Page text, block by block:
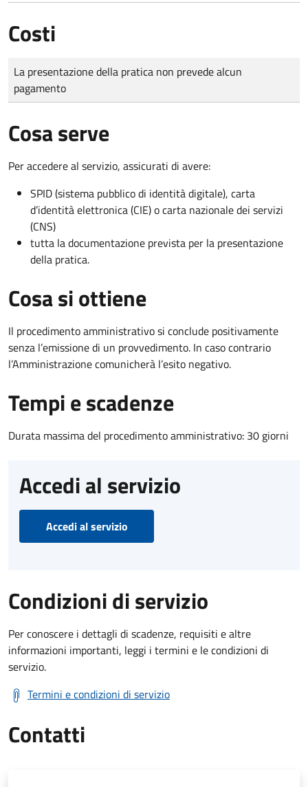
Costi
Tipo di pagamento
Importo
La presentazione della pratica non prevede alcun
pagamento
Cosa serve
Per accedere al servizio, assicurati di avere:
SPID (sistema pubblico di identità digitale), carta
d’identità elettronica (CIE) o carta nazionale dei servizi
(CNS)
tutta la documentazione prevista per la presentazione
della pratica.
Cosa si ottiene
Il procedimento amministrativo si conclude positivamente
senza l’emissione di un provvedimento. In caso contrario
l’Amministrazione comunicherà l’esito negativo.
Tempi e scadenze
Durata massima del procedimento amministrativo: 30 giorni
Accedi al servizio
Accedi al servizio
Condizioni di servizio
Per conoscere i dettagli di scadenze, requisiti e altre
informazioni importanti, leggi i termini e le condizioni di
servizio.
Termini e condizioni di servizio
Contatti